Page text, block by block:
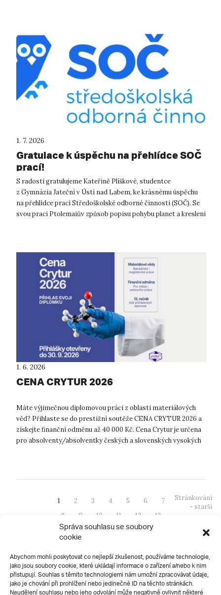
Správa souhlasu se soubory
cookie
Abychom mohli poskytovat co nejlepší zkušenost, používáme technologie,
jako jsou soubory cookie, které ukládají informace o zařízení a/nebo k nim
přistupují. Souhlas s těmito technologiemi nám umožní zpracovávat údaje,
jako je chování při prohlížení nebo jedinečné ID na těchto stránkách.
1. 7. 2026
Gratulace k úspěchu na přehlídce SOČ
prací!
S radostí gratulujeme Kateřině Plíškové, studentce
z Gymnázia Jateční v Ústí nad Labem, ke krásnému úspěchu
na přehlídce prací Středoškolské odborné činnosti (SOČ). Se
svou prací Ptolemaiův způsob popisu pohybu planet a kreslení
1. 6. 2026
CENA CRYTUR 2026
Máte výjimečnou diplomovou práci z oblasti materiálových
věd? Přihlaste se do prestižní soutěže CENA CRYTUR 2026 a
získejte finanční odměnu až 40 000 Kč. Cena Crytur je určena
pro absolventy/absolventky českých a slovenských vysokých
1 2 3 4 5 6
7
8
9 10 11 12
13
14
15 16 17 18
26
27 28 29 30
31
32
33 34 35 36
37
38
39 40 41
Stránkování
- starší